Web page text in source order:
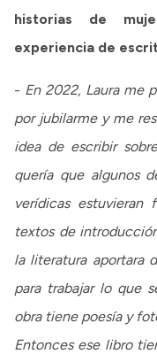
historias de
experiencia de
- En 2022, Laura me
por jubilarme y me
idea de escribir
quería que algunos
verídicas estuvieran
textos de
la literatura aportara
para trabajar lo que
obra tiene poesía y
Entonces ese libro